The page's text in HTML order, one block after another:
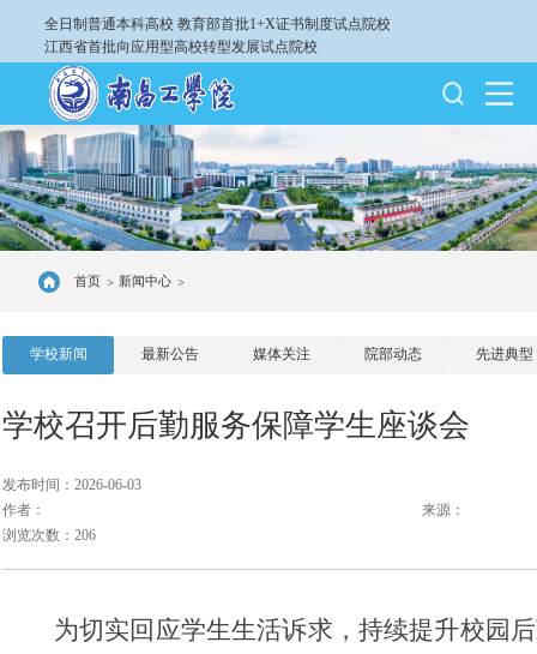
全日制普通本科高校 教育部首批1+X证书制度试点院校
江西省首批向应用型高校转型发展试点院校
首页 > 新闻中心 >
学校新闻 最新公告 媒体关注 院部动态 先进典型
学校召开后勤服务保障学生座谈会
发布时间：2026-06-03
作者：
来源：
浏览次数：206
为切实回应学生生活诉求，持续提升校园